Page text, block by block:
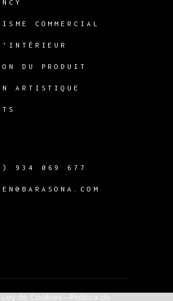
COMMERCIAL
DU PRODUIT
ARTISTIQUE
934 069 677
Ley de Cookies– Política de